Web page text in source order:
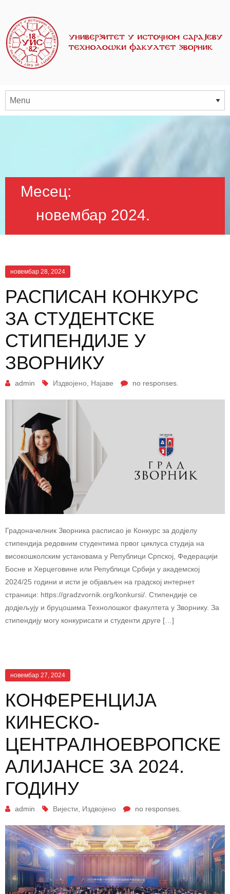
Месец:
новембар 2024.
новембар 28, 2024
РАСПИСАН КОНКУРС
ЗА СТУДЕНТСКЕ
СТИПЕНДИЈЕ У
ЗВОРНИКУ
admin Издвојено Најаве no responses.
Градоначелник Зворника расписао је Конкурс за додјелу
стипендија редовним студентима првог циклуса студија на
високошколским установама у Републици Српској, Федерацији
Босне и Херцеговине или Републици Србији у академској
2024/25 години и исти је објављен на градској интернет
страници: https://gradzvornik.org/konkursi/. Стипендије се
додјељују и бруцошима Технолошког факултета у Зворнику. За
стипендију могу конкурисати и студенти друге […]
новембар 27, 2024
КОНФЕРЕНЦИЈА
КИНЕСКО-
ЦЕНТРАЛНОЕВРОПСКЕ
АЛИЈАНСЕ ЗА 2024.
ГОДИНУ
admin Вијести, Издвојено no responses.